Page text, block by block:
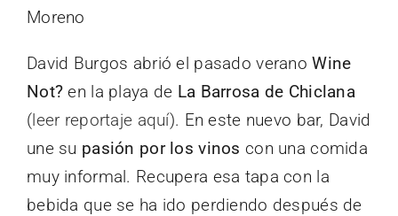
Moreno
David Burgos abrió el pasado veranoWine
Not? en la playa de La Barrosa de Chiclana
(leer reportaje aquí). En este nuevo bar, David
une su pasión por los vinos con una comida
muy informal. Recupera esa tapa con la
bebida que se ha ido perdiendo después de